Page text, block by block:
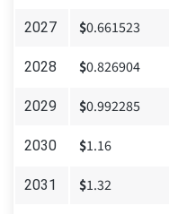
2027 $0.661523
2028 $0.826904
2029 $0.992285
2030 $1.16
2031 $1.32